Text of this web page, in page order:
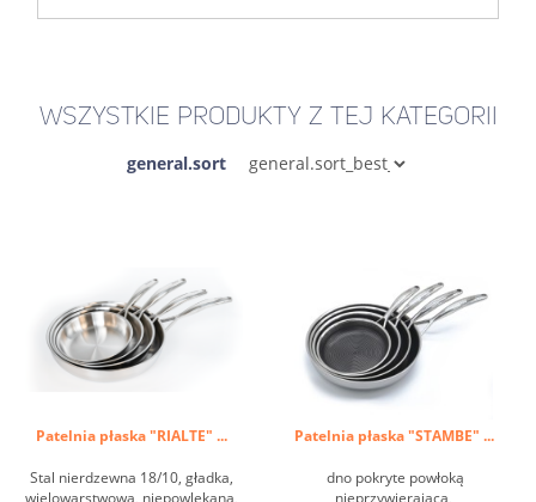
WSZYSTKIE PRODUKTY Z TEJ KATEGORII
general.sort
Patelnia płaska "RIALTE" ...
Stal nierdzewna 18/10, gładka,
wielowarstwowa, niepowlekana,
Patelnia płaska "STAMBE" ...
dno pokryte powłoką
nieprzywierającą,